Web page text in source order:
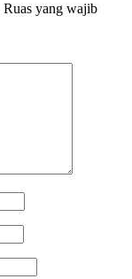
Ruas yang wajib